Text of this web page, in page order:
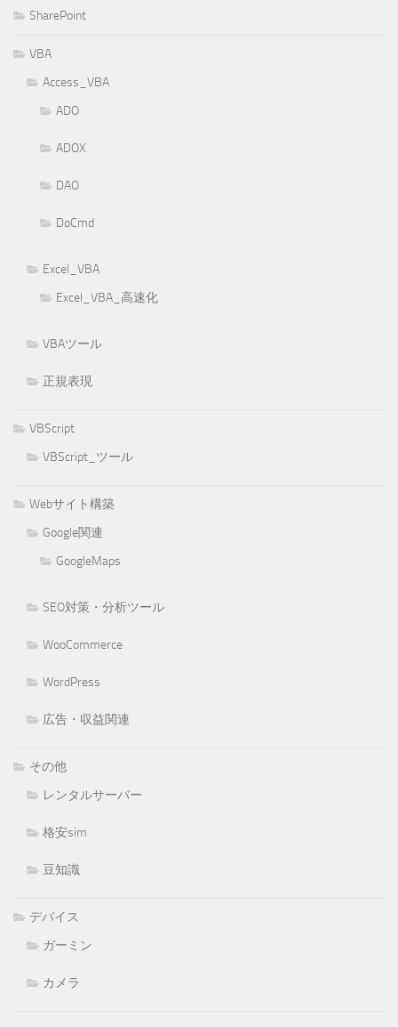
SharePoint
VBA
Access_VBA
ADO
ADOX
DAO
DoCmd
Excel_VBA
Excel_VBA_高速化
VBAツール
正規表現
VBScript
VBScript_ツール
Webサイト構築
Google関連
GoogleMaps
SEO対策・分析ツール
WooCommerce
WordPress
広告・収益関連
その他
レンタルサーバー
格安sim
豆知識
デバイス
ガーミン
カメラ